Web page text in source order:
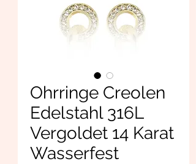
Ohrringe Creolen
Edelstahl 316L
Vergoldet 14 Karat
Wasserfest